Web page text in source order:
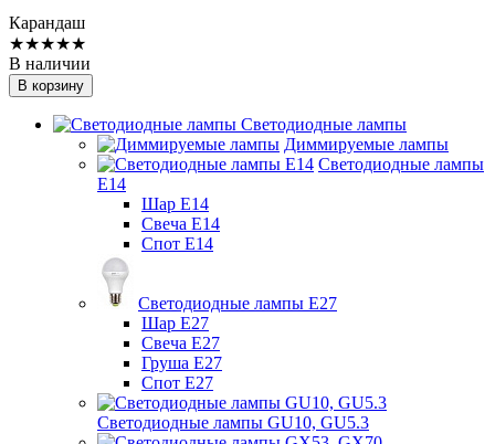
Карандаш
★★★★★
В наличии
В корзину
Светодиодные лампы
Диммируемые лампы
Светодиодные лампы
Е14
Шар Е14
Свеча Е14
Спот Е14
Светодиодные лампы Е27
Шар Е27
Свеча Е27
Груша Е27
Спот Е27
Светодиодные лампы GU10, GU5.3